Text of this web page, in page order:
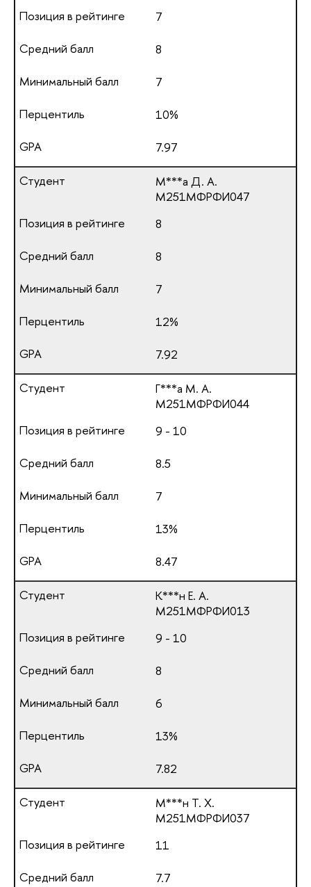
7
8
7
10%
7.97
М***а Д. А.
М251МФРФИ047
8
8
7
12%
7.92
Г***а М. А.
М251МФРФИ044
9 - 10
8.5
7
13%
8.47
К***н Е. А.
М251МФРФИ013
9 - 10
8
6
13%
7.82
М***н Т. Х.
М251МФРФИ037
11
7.7